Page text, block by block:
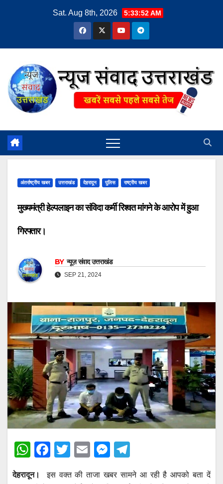
Sat. Aug 8th, 2026 5:33:53 AM
अंतर्राष्ट्रीय खबर उत्तराखंड देहरादून पुलिस राष्ट्रीय खबर
मुख्यमंत्री हेल्पलाइन का संविदा कर्मी रिश्वत मांगने के आरोप में हुआ
गिरफ्तार।
BY न्यूज़ संवाद उत्तराखंड
SEP 21, 2024
W
F
T
E
M
el
देहरादून।
इस वक्त की ताजा खबर सामने आ रही है आपको बता दें